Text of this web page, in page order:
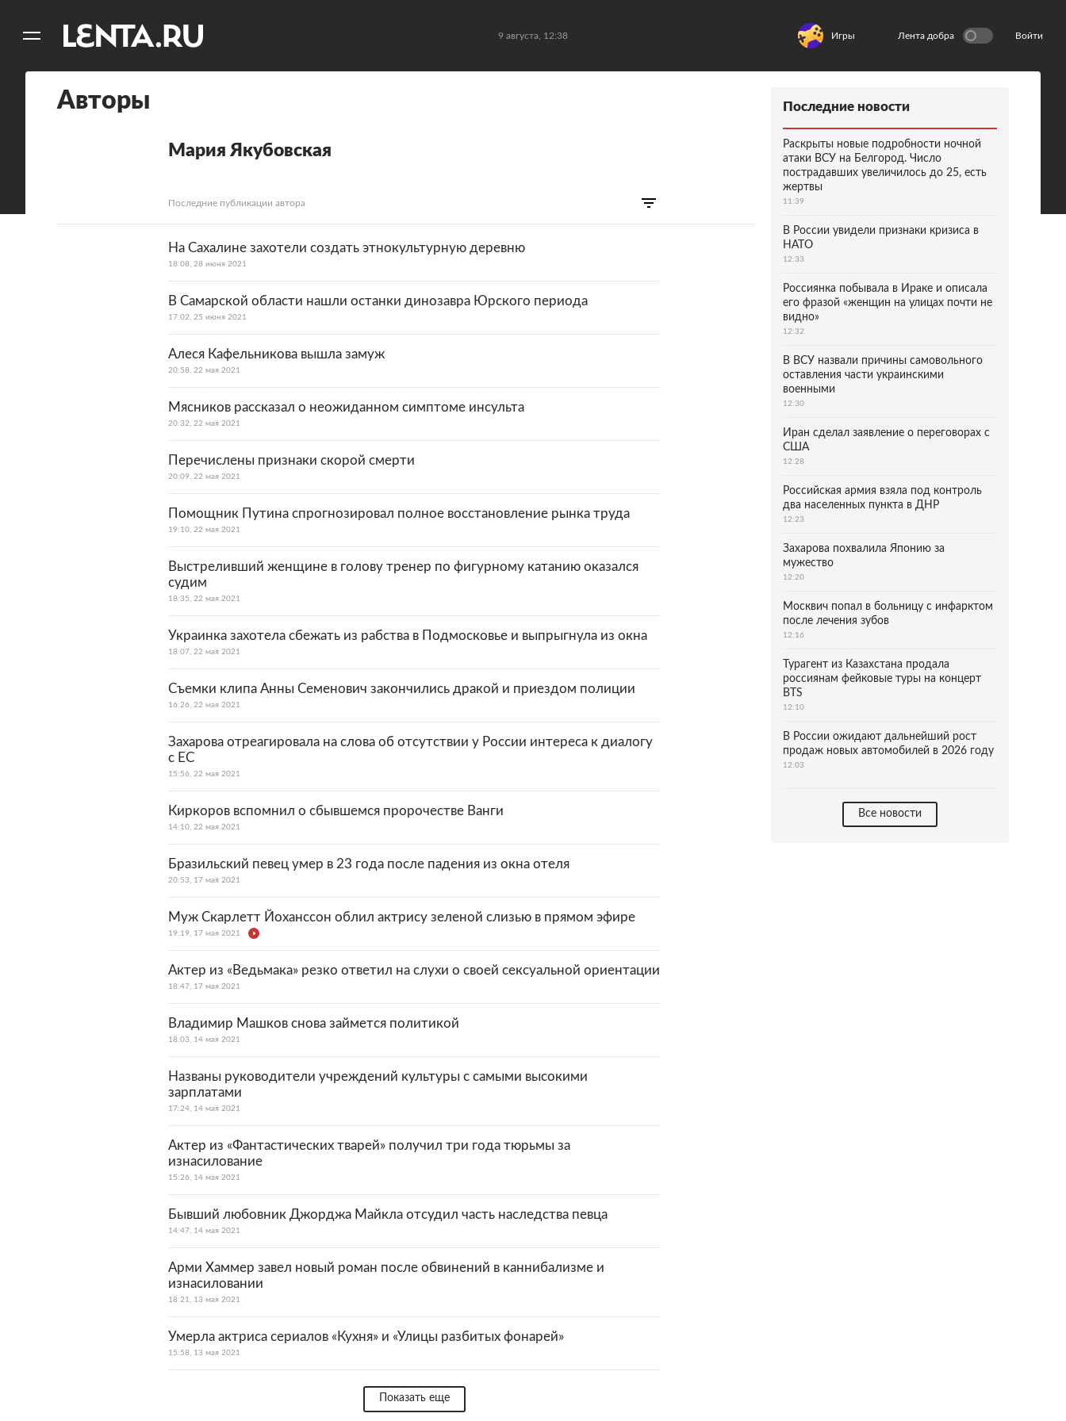
9 августа, 12:38 Игры Лента добра Войти
Авторы
Мария Якубовская
Последние публикации автора
На Сахалине захотели создать этнокультурную деревню
18:08, 28 июня 2021
В Самарской области нашли останки динозавра Юрского периода
17:02, 25 июня 2021
Алеся Кафельникова вышла замуж
20:58, 22 мая 2021
Мясников рассказал о неожиданном симптоме инсульта
20:32, 22 мая 2021
Перечислены признаки скорой смерти
20:09, 22 мая 2021
Помощник Путина спрогнозировал полное восстановление рынка труда
19:10, 22 мая 2021
Выстреливший женщине в голову тренер по фигурному катанию оказался
судим
18:35, 22 мая 2021
Украинка захотела сбежать из рабства в Подмосковье и выпрыгнула из окна
18:07, 22 мая 2021
Съемки клипа Анны Семенович закончились дракой и приездом полиции
16:26, 22 мая 2021
Захарова отреагировала на слова об отсутствии у России интереса к диалогу
с ЕС
15:56, 22 мая 2021
Киркоров вспомнил о сбывшемся пророчестве Ванги
14:10, 22 мая 2021
Бразильский певец умер в 23 года после падения из окна отеля
20:53, 17 мая 2021
Муж Скарлетт Йоханссон облил актрису зеленой слизью в прямом эфире
19:19, 17 мая 2021
Актер из «Ведьмака» резко ответил на слухи о своей сексуальной ориентации
18:47, 17 мая 2021
Владимир Машков снова займется политикой
18:03, 14 мая 2021
Названы руководители учреждений культуры с самыми высокими
зарплатами
17:24, 14 мая 2021
Актер из «Фантастических тварей» получил три года тюрьмы за
изнасилование
15:26, 14 мая 2021
Бывший любовник Джорджа Майкла отсудил часть наследства певца
14:47, 14 мая 2021
Арми Хаммер завел новый роман после обвинений в каннибализме и
изнасиловании
18:21, 13 мая 2021
Умерла актриса сериалов «Кухня» и «Улицы разбитых фонарей»
15:58, 13 мая 2021
Показать еще
Последние новости
Раскрыты новые подробности ночной
атаки ВСУ на Белгород. Число
пострадавших увеличилось до 25, есть
жертвы
11:39
В России увидели признаки кризиса в
НАТО
12:33
Россиянка побывала в Ираке и описала
его фразой «женщин на улицах почти не
видно»
12:32
В ВСУ назвали причины самовольного
оставления части украинскими
военными
12:30
Иран сделал заявление о переговорах с
США
12:28
Российская армия взяла под контроль
два населенных пункта в ДНР
12:23
Захарова похвалила Японию за
мужество
12:20
Москвич попал в больницу с инфарктом
после лечения зубов
12:16
Турагент из Казахстана продала
россиянам фейковые туры на концерт
BTS
12:10
В России ожидают дальнейший рост
продаж новых автомобилей в 2026 году
12:03
Все новости